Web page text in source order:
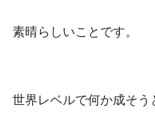
素晴らしいことです。
世界レベルで何か成そう